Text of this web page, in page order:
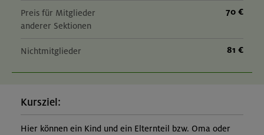
Preis für Mitglieder
anderer Sektionen
70 €
Nichtmitglieder 81 €
Kursziel:
Hier können ein Kind und ein Elternteil bzw. Oma oder